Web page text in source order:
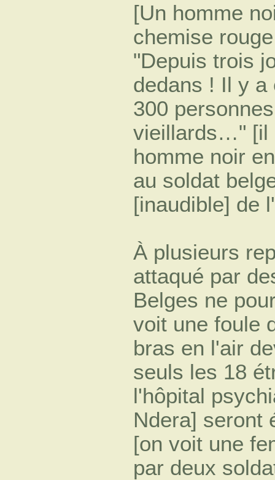
[Un homme
chemise
"Depuis trois
dedans ! Il y a
300
vieillards…" [il
homme noir
au soldat
[inaudible] de
À plusieurs
attaqué par
Belges ne
voit une foule
bras en l'air
seuls les 18
l'hôpital
Ndera] seront
[on voit une
par deux